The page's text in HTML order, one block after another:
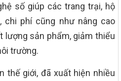
số giúp các trang trại, hộ
chi phí cũng như nâng cao
lượng sản phẩm, giảm thiểu
trường.
thế giới, đã xuất hiện nhiều